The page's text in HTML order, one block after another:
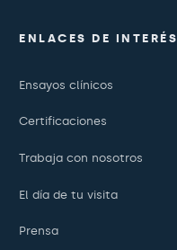
ENLACES DE INTERÉS
Ensayos clínicos
Certificaciones
Trabaja con nosotros
El día de tu visita
Prensa